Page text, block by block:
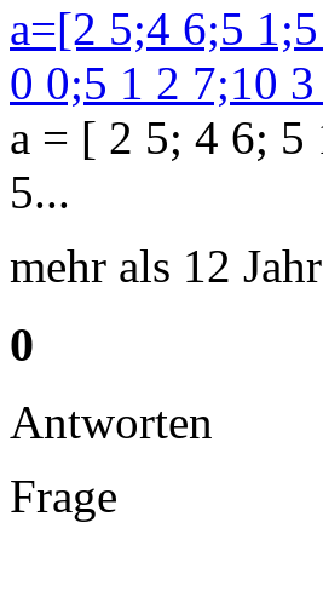
a=[2 5;4 6;5
0 0;5 1 2 7;10
a = [ 2 5; 4 6;
5...
mehr als 12
0
Antworten
Frage